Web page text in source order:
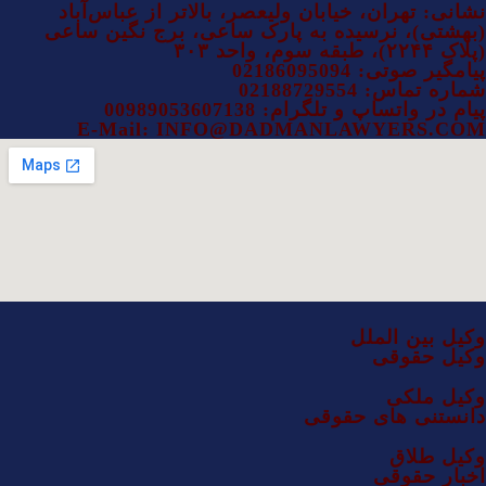
نشانی: تهران، خیابان ولیعصر، بالاتر از عباس‌آباد
(بهشتی)، نرسیده به پارک ساعی، برج نگین ساعی
(پلاک ۲۲۴۴)، طبقه سوم، واحد ۳۰۳
پیامگیر صوتی: 02186095094
شماره تماس: 02188729554
پیام در واتساپ و تلگرام: 00989053607138
E-Mail: INFO@DADMANLAWYERS.COM
وکیل بین الملل
وکیل حقوقی
وکیل ملکی
دانستنی های حقوقی
وکیل طلاق
اخبار حقوقی